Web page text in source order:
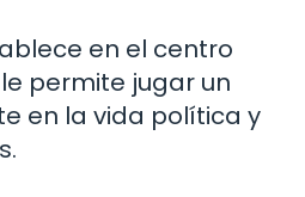
en el centro
permite jugar un
en la vida política y